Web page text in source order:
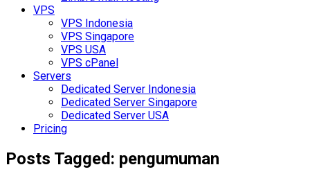
VPS
VPS Indonesia
VPS Singapore
VPS USA
VPS cPanel
Servers
Dedicated Server Indonesia
Dedicated Server Singapore
Dedicated Server USA
Pricing
Posts Tagged: pengumuman